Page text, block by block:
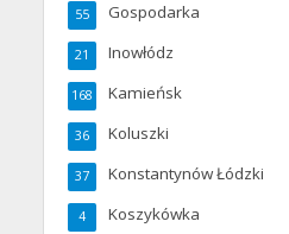
Gospodarka
55
Inowłódz
21
Kamieńsk
168
Koluszki
36
Konstantynów Łódzki
37
Koszykówka
4